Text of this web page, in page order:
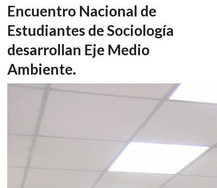
Encuentro Nacional de
Estudiantes de Sociología
desarrollan Eje Medio
Ambiente.